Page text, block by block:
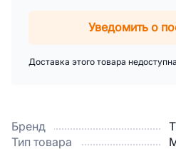
Бренд
Тип товара
Уведомить о
Доставка этого товара недоступна